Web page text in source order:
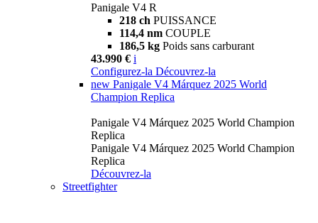
Panigale V4 R
218 ch PUISSANCE
114,4 nm COUPLE
186,5 kg Poids sans carburant
43.990 € i
Configurez-la Découvrez-la
new Panigale V4 Márquez 2025 World
Champion Replica
Panigale V4 Márquez 2025 World Champion
Replica
Panigale V4 Márquez 2025 World Champion
Replica
Découvrez-la
Streetfighter